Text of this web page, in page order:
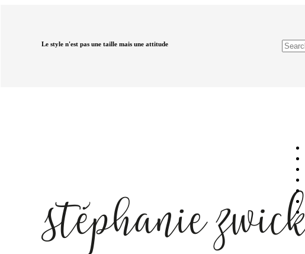
Le style n'est pas une taille mais une attitude